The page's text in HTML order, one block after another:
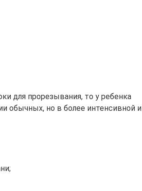
для прорезывания, то у ребенка
обычных, но в более интенсивной и